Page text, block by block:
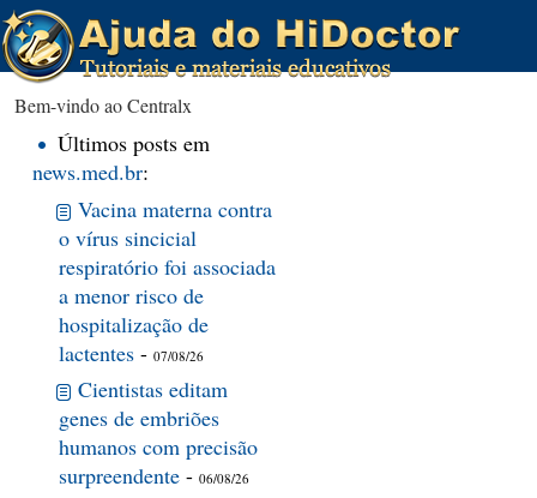
Bem-vindo ao Centralx
Últimos posts em
news.med.br:
Vacina materna contra
o vírus sincicial
respiratório foi associada
a menor risco de
hospitalização de
lactentes - 07/08/26
Cientistas editam
genes de embriões
humanos com precisão
surpreendente - 06/08/26